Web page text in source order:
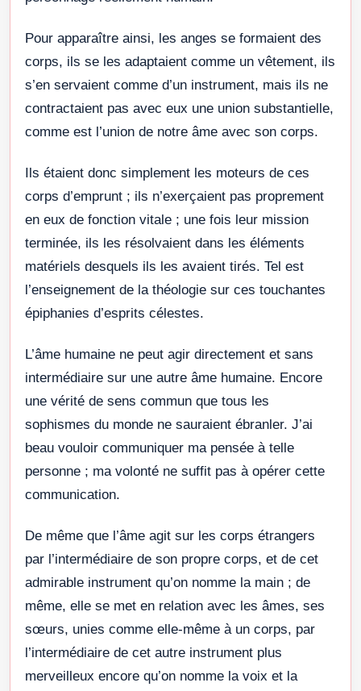
Pour apparaître ainsi, les anges se formaient des
corps, ils se les adaptaient comme un vêtement, ils
s’en servaient comme d’un instrument, mais ils ne
contractaient pas avec eux une union substantielle,
comme est l’union de notre âme avec son corps.
Ils étaient donc simplement les moteurs de ces
corps d’emprunt ; ils n’exerçaient pas proprement
en eux de fonction vitale ; une fois leur mission
terminée, ils les résolvaient dans les éléments
matériels desquels ils les avaient tirés. Tel est
l’enseignement de la théologie sur ces touchantes
épiphanies d’esprits célestes.
L’âme humaine ne peut agir directement et sans
intermédiaire sur une autre âme humaine. Encore
une vérité de sens commun que tous les
sophismes du monde ne sauraient ébranler. J’ai
beau vouloir communiquer ma pensée à telle
personne ; ma volonté ne suffit pas à opérer cette
communication.
De même que l’âme agit sur les corps étrangers
par l’intermédiaire de son propre corps, et de cet
admirable instrument qu’on nomme la main ; de
même, elle se met en relation avec les âmes, ses
sœurs, unies comme elle-même à un corps, par
l’intermédiaire de cet autre instrument plus
merveilleux encore qu’on nomme la voix et la